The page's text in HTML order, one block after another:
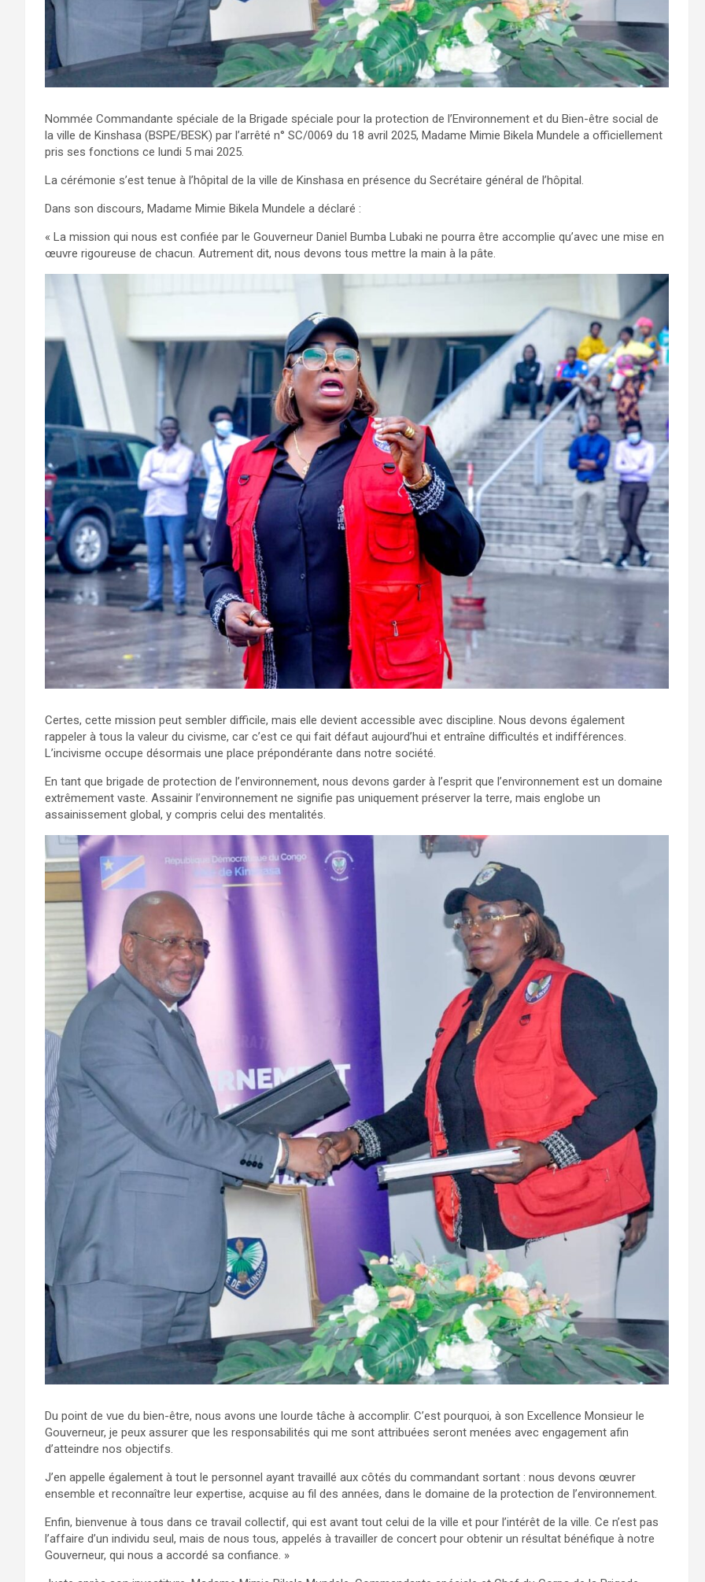
Nommée Commandante spéciale de la Brigade spéciale pour la protection de l’Environnement et du Bien-être social de
la ville de Kinshasa (BSPE/BESK) par l’arrêté n° SC/0069 du 18 avril 2025, Madame Mimie Bikela Mundele a officiellement
pris ses fonctions ce lundi 5 mai 2025.
La cérémonie s’est tenue à l’hôpital de la ville de Kinshasa en présence du Secrétaire général de l’hôpital.
Dans son discours, Madame Mimie Bikela Mundele a déclaré :
« La mission qui nous est confiée par le Gouverneur Daniel Bumba Lubaki ne pourra être accomplie qu’avec une mise en
œuvre rigoureuse de chacun. Autrement dit, nous devons tous mettre la main à la pâte.
Certes, cette mission peut sembler difficile, mais elle devient accessible avec discipline. Nous devons également
rappeler à tous la valeur du civisme, car c’est ce qui fait défaut aujourd’hui et entraîne difficultés et indifférences.
L’incivisme occupe désormais une place prépondérante dans notre société.
En tant que brigade de protection de l’environnement, nous devons garder à l’esprit que l’environnement est un domaine
extrêmement vaste. Assainir l’environnement ne signifie pas uniquement préserver la terre, mais englobe un
assainissement global, y compris celui des mentalités.
Du point de vue du bien-être, nous avons une lourde tâche à accomplir. C’est pourquoi, à son Excellence Monsieur le
Gouverneur, je peux assurer que les responsabilités qui me sont attribuées seront menées avec engagement afin
d’atteindre nos objectifs.
J’en appelle également à tout le personnel ayant travaillé aux côtés du commandant sortant : nous devons œuvrer
ensemble et reconnaître leur expertise, acquise au fil des années, dans le domaine de la protection de l’environnement.
Enfin, bienvenue à tous dans ce travail collectif, qui est avant tout celui de la ville et pour l’intérêt de la ville. Ce n’est pas
l’affaire d’un individu seul, mais de nous tous, appelés à travailler de concert pour obtenir un résultat bénéfique à notre
Gouverneur, qui nous a accordé sa confiance. »